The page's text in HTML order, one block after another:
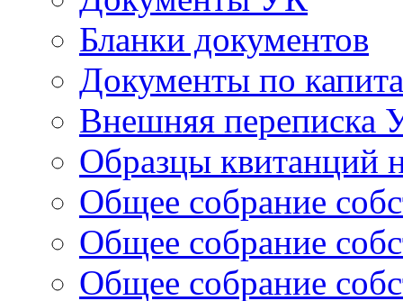
Бланки документов
Документы по
Внешняя переписка
Образцы квитанций
Общее собрание
Общее собрание
Общее собрание